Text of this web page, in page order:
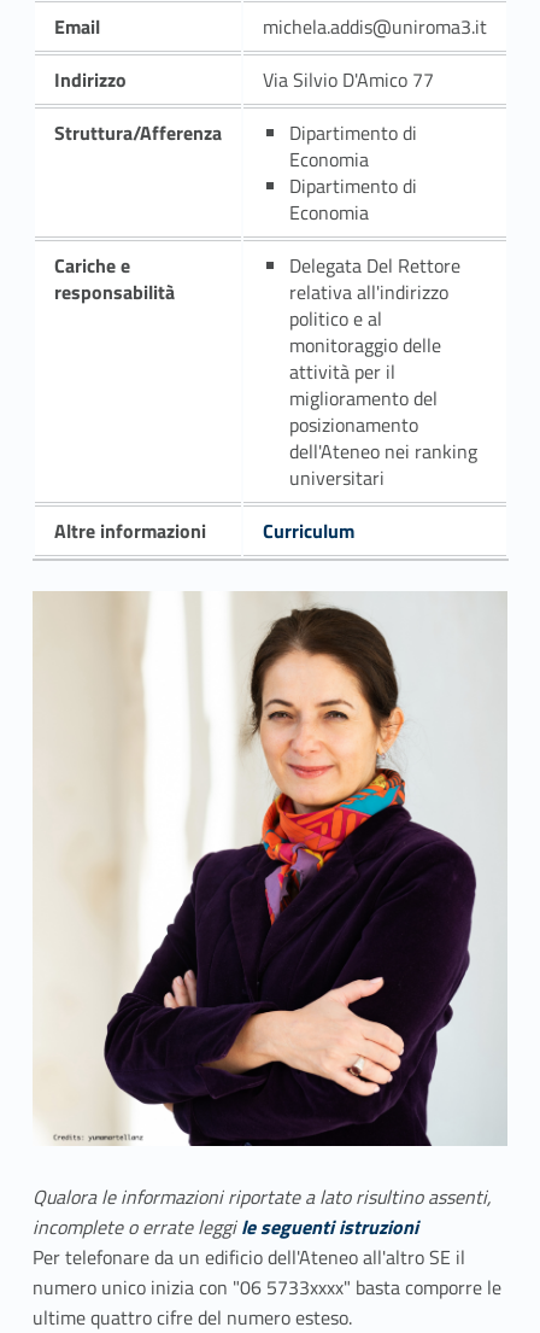
Email
michela.addis@uniroma3.it
Indirizzo
Via Silvio D'Amico 77
Struttura/Afferenza
Dipartimento di
Economia
Dipartimento di
Economia
Cariche e
responsabilità
Delegata Del Rettore
relativa all'indirizzo
politico e al
monitoraggio delle
attività per il
miglioramento del
posizionamento
dell'Ateneo nei ranking
universitari
Altre informazioni
Curriculum
Qualora le informazioni riportate a lato risultino assenti,
incomplete o errate leggile seguenti istruzioni
Per telefonare da un edificio dell'Ateneo all'altro SE il
numero unico inizia con "06 5733xxxx" basta comporre le
ultime quattro cifre del numero esteso.